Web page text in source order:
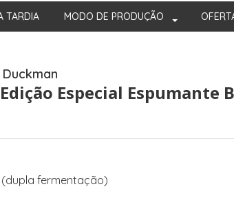
TARDIA MODO DE PRODUÇÃO
Especial Espumante
fermentação)